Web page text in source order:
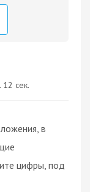
12 сек.
в
цифры, под